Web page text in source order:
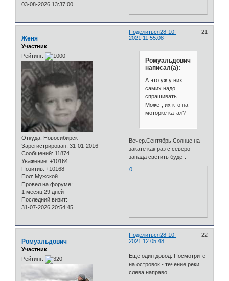
03-08-2026 13:37:00
Поделиться 21
28-10-
2021 11:55:08
Женя
Участник
Рейтинг:
Откуда: Новосибирск
Зарегистрирован: 31-01-2016
Сообщений: 11874
Уважение: +10164
Позитив: +10168
Пол: Мужской
Провел на форуме:
1 месяц 29 дней
Последний визит:
31-07-2026 20:54:45
Ромуальдович
написал(а):
А это уж у них
самих надо
спрашивать.
Может, их кто на
моторке катал?
Вечер.Сентябрь.Солнце на
закате как раз с северо-
запада светить будет.
0
Поделиться 22
28-10-
2021 12:05:48
Ромуальдович
Участник
Рейтинг:
Ещё один довод. Посмотрите
на островок - течение реки
слева направо.